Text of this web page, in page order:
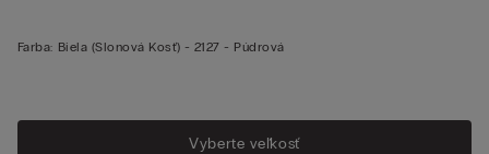
Farba: Biela (slonová Kosť) - 2127 - Púdrová
Vyberte veľkosť